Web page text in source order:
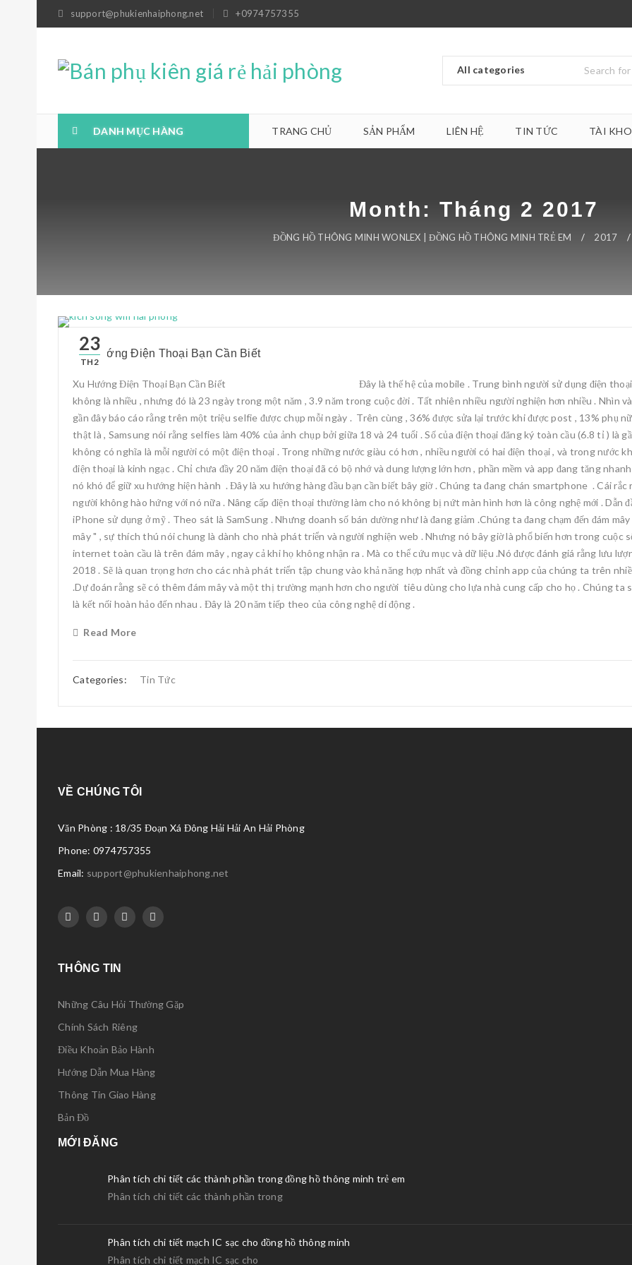
support@phukienhaiphong.net +0974757355
DANH MỤC HÀNG TRANG CHỦ SẢN PHẨM LIÊN HỆ TIN TỨC TÀI
Month: Tháng 2 2017
ĐỒNG HỒ THÔNG MINH WONLEX | ĐỒNG HỒ THÔNG MINH TRẺ EM / 2017 /
23
TH2
Xu Hướng Điện Thoại Bạn Cần Biết
Xu Hướng Điện Thoại Bạn Cần Biết Đây là thế hệ của mobile . Trung bình người sử dụng điện thoại sử
không là nhiều , nhưng đó là 23 ngày trong một năm , 3.9 năm trong cuộc đời . Tất nhiên nhiều người nghiện hơn nhiều .
gần đây báo cáo rằng trên một triệu selfie được chụp mỗi ngày . Trên cùng , 36% được sửa lại trước khi được post , 13% phụ
thật là , Samsung nói rằng selfies làm 40% của ảnh chụp bởi giữa 18 và 24 tuổi . Số của điện thoại đăng ký toàn cầu (6.8 tỉ ) là
không có nghĩa là mỗi người có một điện thoại . Trong những nước giàu có hơn , nhiều người có hai điện thoại , và trong nước
điện thoại là kinh ngạc . Chỉ chưa đầy 20 năm điện thoại đã có bộ nhớ và dung lượng lớn hơn , phần mềm và app đang tăng
nó khó để giữ xu hướng hiện hành . Đây là xu hướng hàng đầu bạn cần biết bây giờ . Chúng ta đang chán smartphone . Cái
người không hào hứng với nó nữa . Nâng cấp điện thoại thường làm cho nó không bị nứt màn hình hơn là công nghệ mới . Dẫn
iPhone sử dụng ở mỹ . Theo sát là SamSung . Nhưng doanh số bán dường như là đang giảm .Chúng ta đang chạm đến đám
mây " , sự thích thú nói chung là dành cho nhà phát triển và người nghiện web . Nhưng nó bây giờ là phổ biến hơn trong cuộc
internet toàn cầu là trên đám mây , ngay cả khi họ không nhận ra . Mà co thể cứu mục và dữ liệu .Nó được đánh giá rằng lưu
2018 . Sẽ là quan trọng hơn cho các nhà phát triển tập chung vào khả năng hợp nhất và đồng chỉnh app của chúng ta trên
.Dự đoán rằng sẽ có thêm đám mây và một thị trường mạnh hơn cho người tiêu dùng cho lựa nhà cung cấp cho họ . Chúng ta
là kết nối hoàn hảo đến nhau . Đây là 20 năm tiếp theo của công nghệ di động .
Read More
Categories: Tin Tức
VỀ CHÚNG TÔI
Văn Phòng : 18/35 Đoạn Xá Đông Hải Hải An Hải Phòng
Phone: 0974757355
Email: support@phukienhaiphong.net
THÔNG TIN
Những Câu Hỏi Thường Gặp
Chính Sách Riêng
Điều Khoản Bảo Hành
Hướng Dẫn Mua Hàng
Thông Tin Giao Hàng
Bản Đồ
MỚI ĐĂNG
Phân tích chi tiết các thành phần trong đồng hồ thông minh trẻ em
Phân tích chi tiết các thành phần trong
Phân tích chi tiết mạch IC sạc cho đồng hồ thông minh
Phân tích chi tiết mạch IC sạc cho